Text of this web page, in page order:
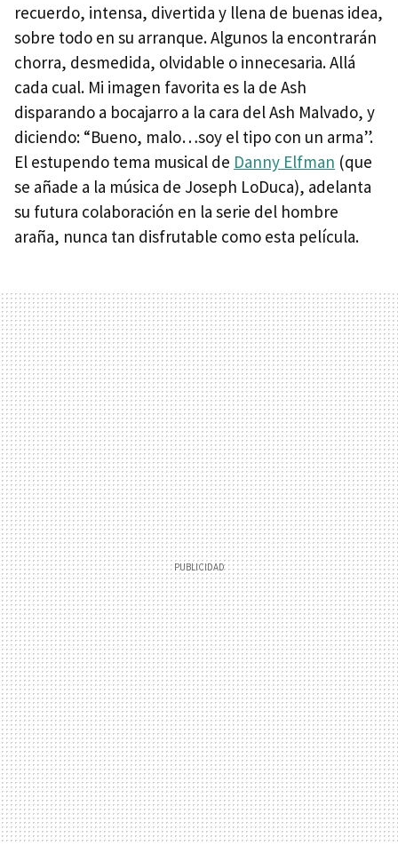
recuerdo, intensa, divertida y llena de buenas idea,
sobre todo en su arranque. Algunos la encontrarán
chorra, desmedida, olvidable o innecesaria. Allá
cada cual. Mi imagen favorita es la de Ash
disparando a bocajarro a la cara del Ash Malvado, y
diciendo: “Bueno, malo…soy el tipo con un arma”.
El estupendo tema musical de Danny Elfman (que
se añade a la música de Joseph LoDuca), adelanta
su futura colaboración en la serie del hombre
araña, nunca tan disfrutable como esta película.